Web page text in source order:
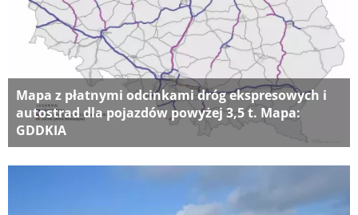
Mapa z płatnymi odcinkami dróg ekspresowych i
autostrad dla pojazdów powyżej 3,5 t. Mapa:
GDDKIA